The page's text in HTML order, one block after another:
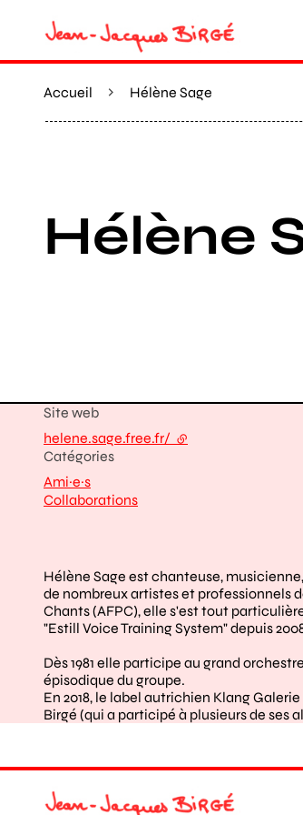
Accueil Hélène Sage
Hélène
Catégories
Ami·e·s
Collaborations
Site web
helene.sage.free.fr/ - lien externe
Hélène Sage est chanteuse,
de nombreux artistes et professionnels
Chants (AFPC), elle s'est tout
"Estill Voice Training System" depuis
Dès 1981 elle participe au grand
épisodique du groupe.
En 2018, le label autrichien Klang
Birgé (qui a participé à plusieurs de ses